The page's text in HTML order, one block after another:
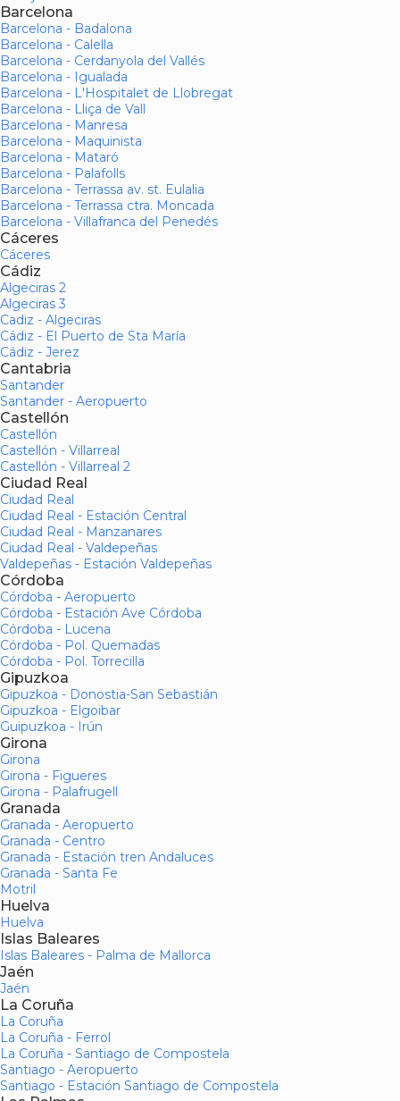
Barcelona
Barcelona - Badalona
Barcelona - Calella
Barcelona - Cerdanyola del Vallés
Barcelona - Igualada
Barcelona - L'Hospitalet de Llobregat
Barcelona - Lliça de Vall
Barcelona - Manresa
Barcelona - Maquinista
Barcelona - Mataró
Barcelona - Palafolls
Barcelona - Terrassa av. st. Eulalia
Barcelona - Terrassa ctra. Moncada
Barcelona - Villafranca del Penedés
Cáceres
Cáceres
Cádiz
Algeciras 2
Algeciras 3
Cadiz - Algeciras
Cádiz - El Puerto de Sta María
Cádiz - Jerez
Cantabria
Santander
Santander - Aeropuerto
Castellón
Castellón
Castellón - Villarreal
Castellón - Villarreal 2
Ciudad Real
Ciudad Real
Ciudad Real - Estación Central
Ciudad Real - Manzanares
Ciudad Real - Valdepeñas
Valdepeñas - Estación Valdepeñas
Córdoba
Córdoba - Aeropuerto
Córdoba - Estación Ave Córdoba
Córdoba - Lucena
Córdoba - Pol. Quemadas
Córdoba - Pol. Torrecilla
Gipuzkoa
Gipuzkoa - Donostia-San Sebastián
Gipuzkoa - Elgoibar
Guipuzkoa - Irún
Girona
Girona
Girona - Figueres
Girona - Palafrugell
Granada
Granada - Aeropuerto
Granada - Centro
Granada - Estación tren Andaluces
Granada - Santa Fe
Motril
Huelva
Huelva
Islas Baleares
Islas Baleares - Palma de Mallorca
Jaén
Jaén
La Coruña
La Coruña
La Coruña - Ferrol
La Coruña - Santiago de Compostela
Santiago - Aeropuerto
Santiago - Estación Santiago de Compostela